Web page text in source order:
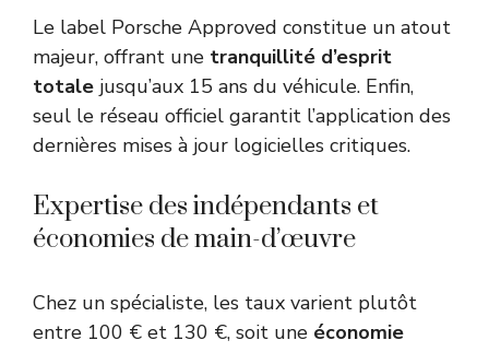
Le label Porsche Approved constitue un atout
majeur, offrant une tranquillité d’esprit
totale jusqu’aux 15 ans du véhicule. Enfin,
seul le réseau officiel garantit l’application des
dernières mises à jour logicielles critiques.
Expertise des indépendants et
économies de main-d’œuvre
Chez un spécialiste, les taux varient plutôt
entre 100 € et 130 €, soit une économie